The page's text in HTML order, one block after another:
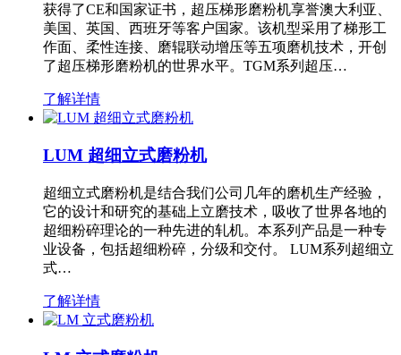
获得了CE和国家证书，超压梯形磨粉机享誉澳大利亚、
美国、英国、西班牙等客户国家。该机型采用了梯形工
作面、柔性连接、磨辊联动增压等五项磨机技术，开创
了超压梯形磨粉机的世界水平。TGM系列超压…
了解详情
LUM 超细立式磨粉机
超细立式磨粉机是结合我们公司几年的磨机生产经验，
它的设计和研究的基础上立磨技术，吸收了世界各地的
超细粉碎理论的一种先进的轧机。本系列产品是一种专
业设备，包括超细粉碎，分级和交付。 LUM系列超细立
式…
了解详情